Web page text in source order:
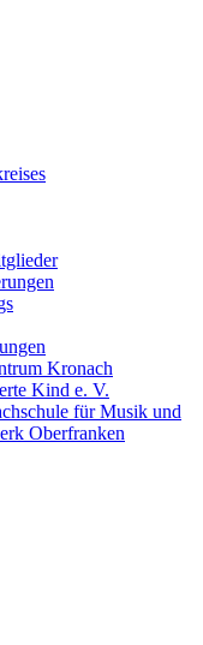
Kronach
Kind e. V.
für Musik und
Oberfranken